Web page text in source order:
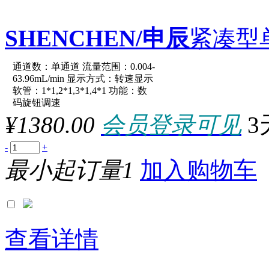
SHENCHEN/申辰紧凑型
原厂型号：LabK-
参数：
通道数：单通道 流量范围：0.004-
63.96mL/min 显示方式：转速显示
软管：1*1,2*1,3*1,4*1 功能：数
码旋钮调速
¥1380.00 会员登录可见 3
- +
最小起订量1 加入购物车
查看详情